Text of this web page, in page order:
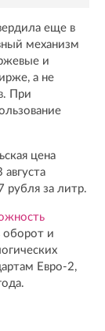
еще в
механизм
и
а не
При
цена
рубля за литр.
оборот и
Евро-2,